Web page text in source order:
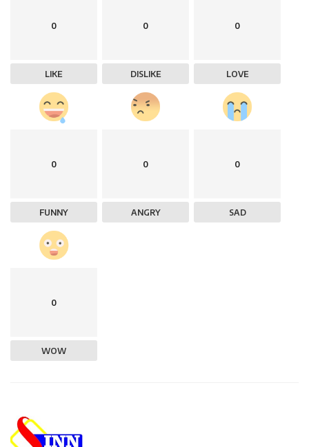
0
LIKE
0
DISLIKE
0
LOVE
0
FUNNY
0
ANGRY
0
SAD
0
WOW